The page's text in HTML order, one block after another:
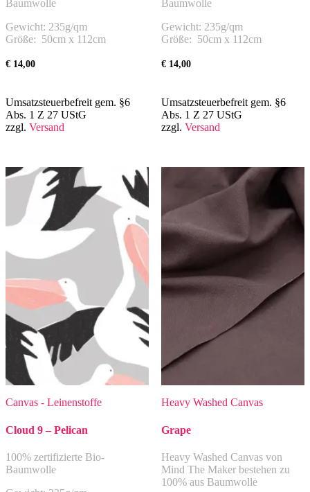
Baumwolle
Gewicht: 235g/qm
Größe: 50cm x 112cm
€ 14,00
Umsatzsteuerbefreit gem. §6
Abs. 1 Z 27 UStG
zzgl. Versand
Baumwolle
Gewicht: 235g/qm
Größe: 50cm x 112cm
€14,00
Umsatzsteuerbefreit gem. §6
Abs. 1 Z 27 UStG
zzgl. Versand
Canvas - Leinenstoffe
Cloud 9 – Pelican
100% zertifizierte Bio-
Baumwolle
Heavy Washed Canvas
Grape
Heavy Washed Canvas von
Mind The Maker bestehen zu
100% aus Baumwolle